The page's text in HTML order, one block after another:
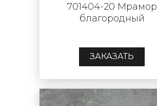
701404-20 Мрамор
благородный
ЗАКАЗАТЬ